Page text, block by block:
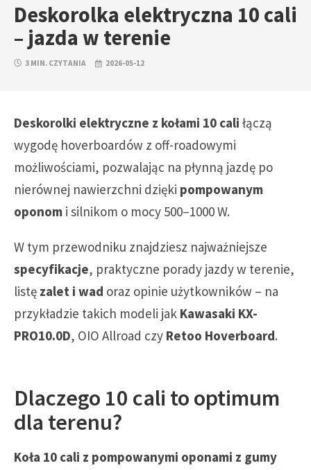
Deskorolka elektryczna 10 cali
– jazda w terenie
3 MIN. CZYTANIA 2026-05-12
Deskorolki elektryczne z kołami 10 cali łączą
wygodę hoverboardów z off-roadowymi
możliwościami, pozwalając na płynną jazdę po
nierównej nawierzchni dzięki pompowanym
oponom i silnikom o mocy 500–1000 W.
W tym przewodniku znajdziesz najważniejsze
specyfikacje, praktyczne porady jazdy w terenie,
listę zalet i wad oraz opinie użytkowników – na
przykładzie takich modeli jak Kawasaki KX-
PRO10.0D, OIO Allroad czy Retoo Hoverboard.
Dlaczego 10 cali to optimum
dla terenu?
Koła 10 cali z pompowanymi oponami z gumy